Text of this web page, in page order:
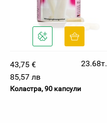
43,75 €
23.68т.
85,57 лв
Коластра, 90 капсули